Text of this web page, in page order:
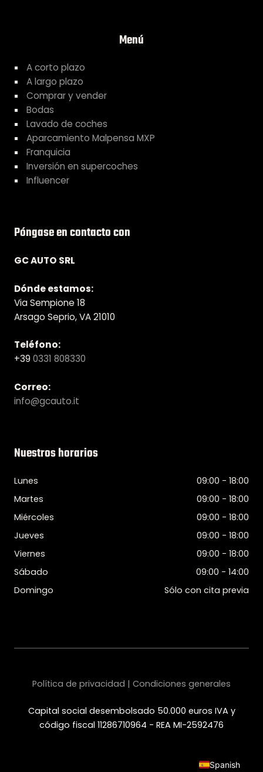
Menú
A corto plazo
A largo plazo
Comprar y vender
Bodas
Lavado de coches
Aparcamiento Malpensa MXP
Franquicia
Inversión en supercoches
Influencer
Póngase en contacto con
GC AUTO SRL
Dónde estamos:
Via Sempione 18
Arsago Seprio, VA 21010
Teléfono:
+39 0331 808330
Correo:
info@gcauto.it
Nuestros horarios
Lunes
09:00 - 18:00
Martes
09:00 - 18:00
Miércoles
09:00 - 18:00
Jueves
09:00 - 18:00
Viernes
09:00 - 18:00
Sábado
09:00 - 14:00
Domingo
Sólo con cita previa
Capital social desembolsado 50.000 euros IVA y
código fiscal 11286710964 - REA MI-2592476
Política de privacidad | Condiciones generales
Spanish